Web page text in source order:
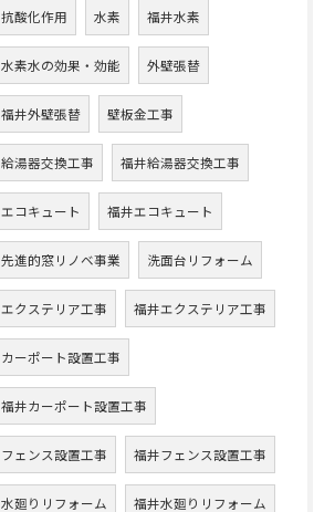
抗酸化作用 水素 福井水素
水素水の効果・効能 外壁張替
福井外壁張替 壁板金工事
給湯器交換工事 福井給湯器交換工事
エコキュート 福井エコキュート
先進的窓リノベ事業 洗面台リフォーム
エクステリア工事 福井エクステリア工事
カーポート設置工事
福井カーポート設置工事
フェンス設置工事 福井フェンス設置工事
水廻りリフォーム 福井水廻りリフォーム